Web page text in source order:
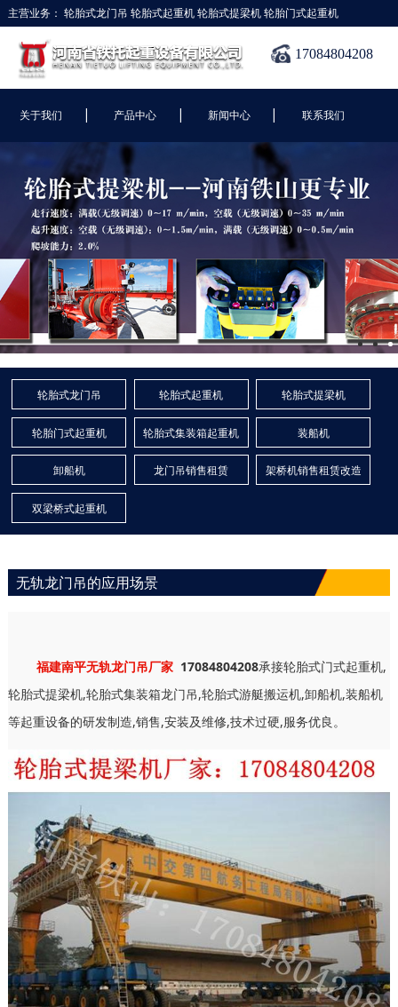
主营业务： 轮胎式龙门吊 轮胎式起重机轮胎式提梁机轮胎门式起重机
17084804208
关于我们 | 产品中心 | 新闻中心 | 联系我们
轮胎式龙门吊 轮胎式起重机 轮胎式提梁机
轮胎门式起重机 轮胎式集装箱起重机 装船机
卸船机 龙门吊销售租赁 架桥机销售租赁改造
双梁桥式起重机
无轨龙门吊的应用场景
福建南平无轨龙门吊厂家 17084804208承接轮胎式门式起重机,
轮胎式提梁机,轮胎式集装箱龙门吊,轮胎式游艇搬运机,卸船机,装船机
等起重设备的研发制造,销售,安装及维修,技术过硬,服务优良。